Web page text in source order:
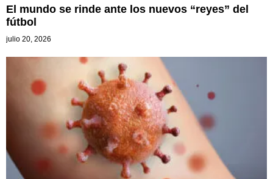
El mundo se rinde ante los nuevos “reyes” del
fútbol
julio 20, 2026